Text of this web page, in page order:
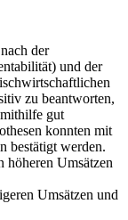
der
und der
zu beantworten,
gut
konnten mit
bestätigt werden.
höheren Umsätzen
Umsätzen und